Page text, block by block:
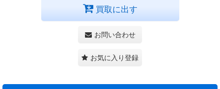
買取に出す
お問い合わせ
お気に入り登録